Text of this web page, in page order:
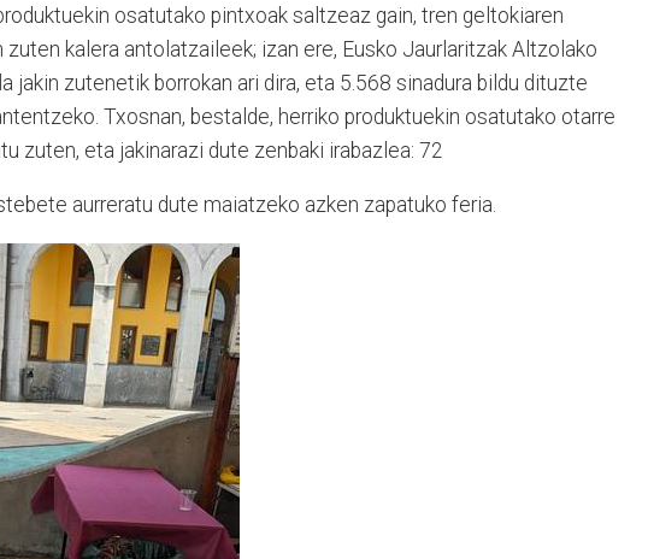
osatutako pintxoak saltzeaz gain, tren geltokiaren
zuten kalera antolatzaileek; izan ere, Eusko Jaurlaritzak Altzolako
jakin zutenetik borrokan ari dira, eta 5.568 sinadura bildu dituzte
Txosnan, bestalde, herriko produktuekin osatutako otarre
zuten, eta jakinarazi dute zenbaki irabazlea: 72
aurreratu dute maiatzeko azken zapatuko feria.